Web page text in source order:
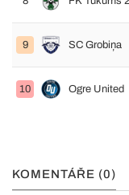
9 SC Grobiņa
10 Ogre United
KOMENTÁŘE (0)